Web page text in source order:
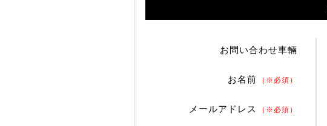
お問い合わせ車輛
お名前 （※必須）
メールアドレス （※必須）